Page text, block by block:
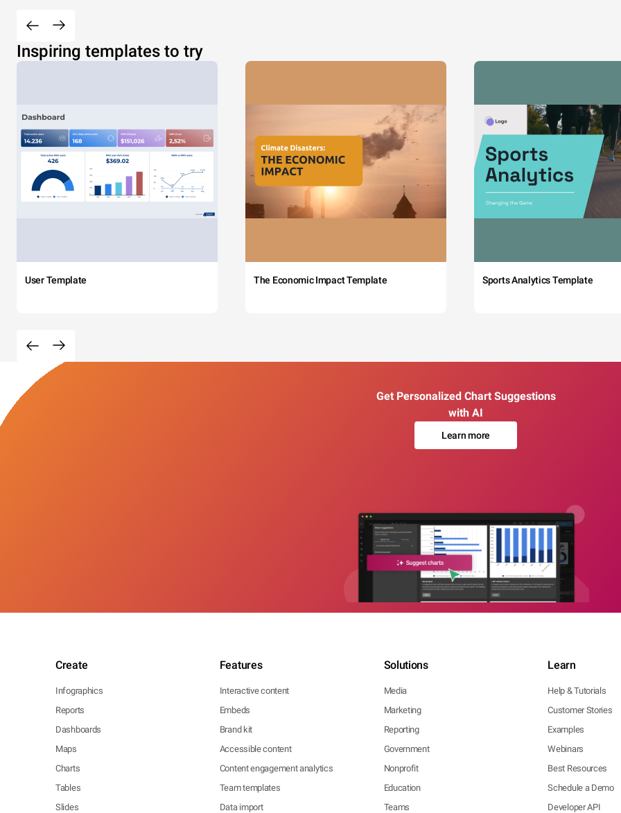
Inspiring templates to try
User Template The Economic Impact Template Sports Analytics Template
Get Personalized Chart Suggestions
with AI
Learn more
Create
Infographics
Reports
Dashboards
Maps
Charts
Tables
Slides
Features
Interactive content
Embeds
Brand kit
Accessible content
Content engagement analytics
Team templates
Data import
Solutions
Media
Marketing
Reporting
Government
Nonprofit
Education
Teams
Learn
Help & Tutorials
Customer Stories
Examples
Webinars
Best Resources
Schedule a Demo
Developer API